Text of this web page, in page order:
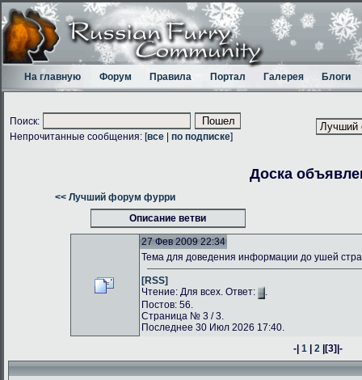
На главную Форум Правила Портал Галерея Блоги
Поиск:
Непрочитанные сообщения: [все по подписке]
Доска
<< Лучший форум фурри
Описание ветви
27 Фев 2009 22:34
Тема для доведения информации до ушей
[RSS]
Чтение: Для всех. Ответ:
.
Постов: 56.
Страница № 3 / 3.
Последнее 30 Июл 2026 17:40.
-|1 |2 |[3]|-